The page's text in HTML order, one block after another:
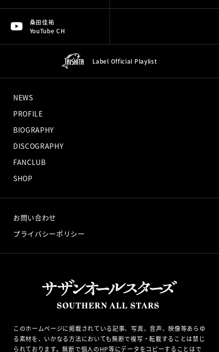
桑田佳祐
YouTube CH
Label Official Playlist
このホームページに掲載されている記事、写真、音声、映像等あらゆ
る素材を、いかなる方法においても無断で複写・転載することは禁じ
られております。無断で個人のHP等にデータをコピーすることはで
NEWS
PROFILE
BIOGRAPHY
DISCOGRAPHY
FANCLUB
SHOP
お問い合わせ
プライバシーポリシー